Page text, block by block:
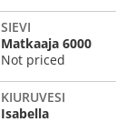
SIEVI
Matkaaja 6000
Not priced
KIURUVESI
Isabella